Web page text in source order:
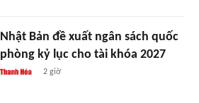
Nhật Bản đề xuất ngân sách quốc
phòng kỷ lục cho tài khóa 2027
2 giờ